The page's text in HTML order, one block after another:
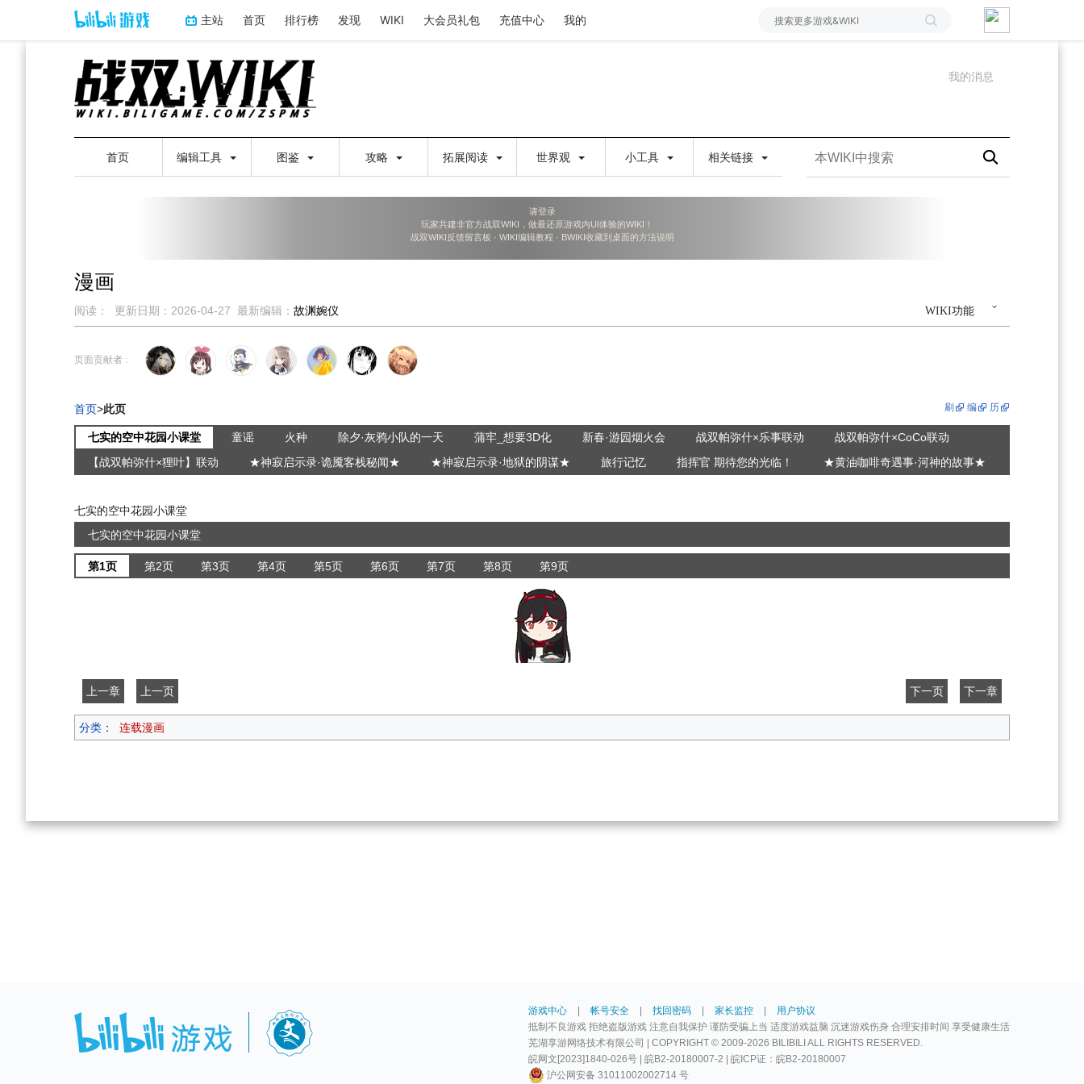
主站 首页 排行榜 发现 WIKI 大会员礼包 充值中心 我的
我的消息
首页 编辑工具 图鉴 攻略 拓展阅读 世界观 小工具 相关链接
请登录
玩家共建非官方战双WIKI，做最还原游戏内UI体验的WIKI！
战双WIKI反馈留言板 · WIKI编辑教程 · BWIKI收藏到桌面的方法说明
漫画
WIKI功能
阅读： 更新日期： 2026-04-27 最新编辑： 故渊婉仪
到
到
页面贡献者 :
首页>此页 刷 编 历
七实的空中花园小课堂 童谣 火种 除夕·灰鸦小队的一天 蒲牢_想要3D化 新春·游园烟火会 战双帕弥什×乐事联动
战双帕弥什×CoCo联动
【战双帕弥什×狸叶】联动
★神寂启示录·诡魇客栈秘闻★ ★神寂启示录·地狱的阴谋★ 旅行记忆 指挥官 期待您的光临！ ★黄油咖啡奇遇事·河神的故事★
七实的空中花园小课堂
七实的空中花园小课堂
第1页 第2页 第3页 第4页 第5页 第6页 第7页 第8页 第9页
上一章 上一页 下一章
下一页
分类 ： 连载漫画
游戏中心 | 帐号安全 | 找回密码 | 家长监控 |
用户协议
抵制不良游戏 拒绝盗版游戏 注意自我保护 谨防受骗上当 适度游戏益脑 沉迷游戏伤身 合理安排时间 享受健康生活
芜湖享游网络技术有限公司 | COPYRIGHT © 2009-2026 BILIBILI ALL RIGHTS RESERVED.
皖网文[2023]1840-026号 | 皖B2-20180007-2 | 皖ICP证：皖B2-20180007
沪公网安备 31011002002714 号